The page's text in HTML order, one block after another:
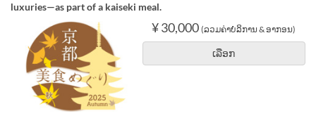
luxuries—as part of a kaiseki meal.
¥ 30,000 (ລວມຄ່າບໍລິການ & ອາກອນ)
ເລືອກ